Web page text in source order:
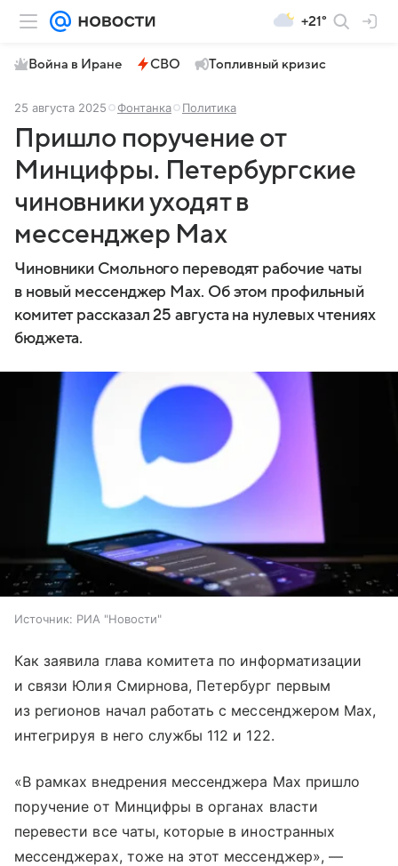
+21°
Война в Иране СВО Топливный кризис
25 августа 2025 Фонтанка Политика
Пришло поручение от
Минцифры. Петербургские
чиновники уходят в
мессенджер Mах
Чиновники Смольного переводят рабочие чаты
в новый мессенджер Mах. Об этом профильный
комитет рассказал 25 августа на нулевых чтениях
бюджета.
Источник: РИА "Новости"
Как заявила глава комитета по информатизации
и связи Юлия Смирнова, Петербург первым
из регионов начал работать с мессенджером Мах,
интегрируя в него службы 112 и 122.
«В рамках внедрения мессенджера Max пришло
поручение от Минцифры в органах власти
перевести все чаты, которые в иностранных
мессенджерах, тоже на этот мессенджер», —